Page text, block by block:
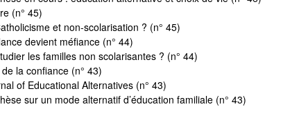
(n° 45)
et non-scolarisation ? (n° 45)
devient méfiance (n° 44)
les familles non scolarisantes ? (n° 44)
la confiance (n° 43)
of Educational Alternatives (n° 43)
sur un mode alternatif d’éducation familiale (n° 43)